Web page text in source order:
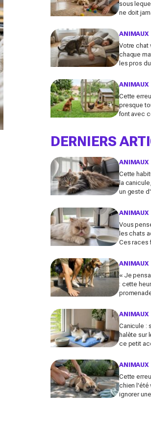
sous
ne doit
même
ANIMAUX
Votre chat
chaque
les pros du
voient n’a
ANIMAUX
Cette
presque
font avec
ne
DERNIERS
ANIMAUX
Cette
la
un geste
poils longs
ANIMAUX
Vous
les chats
Ces races
chaleur
ANIMAUX
« Je
: cette
la plupart
ANIMAUX
Canicule :
halète sur
ce petit
ANIMAUX
Cette
chien l'été
ignorer